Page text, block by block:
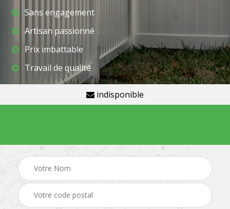
Sans engagement
Artisan passionné
Prix imbattable
Travail de qualité
indisponible